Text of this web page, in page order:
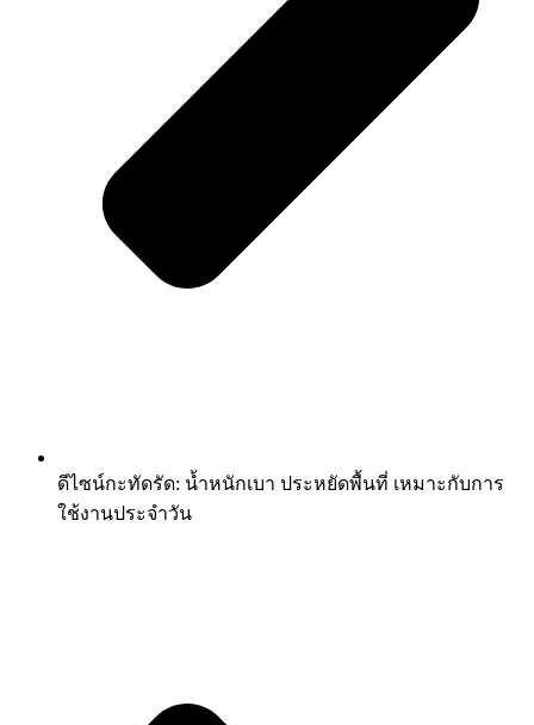
ดีไซน์กะทัดรัด: น้ำหนักเบา ประหยัดพื้นที่ เหมาะกับการ
ใช้งานประจำวัน